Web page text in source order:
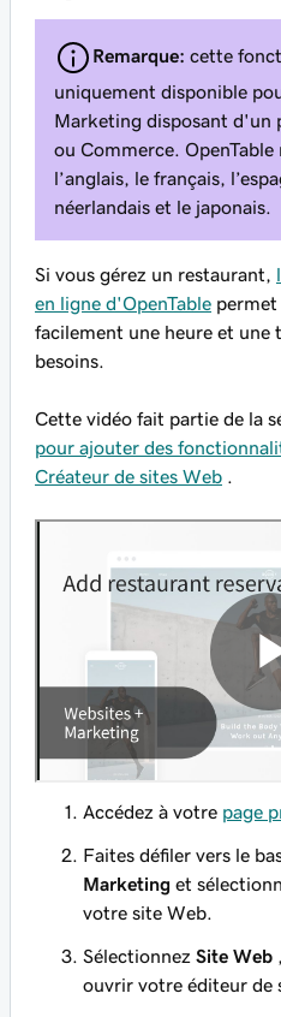
Remarque: cette
uniquement disponible
Marketing disposant d'un
ou Commerce.
l’anglais, le français,
néerlandais et le japonais.
Si vous gérez un restaurant,
en ligne d'OpenTable permet
facilement une heure et une
besoins.
Cette vidéo fait partie de la
pour ajouter des
Créateur de sites Web
Accédez à votre page
Faites défiler vers le
Marketing et
votre site Web.
Sélectionnez Site Web
ouvrir votre éditeur de